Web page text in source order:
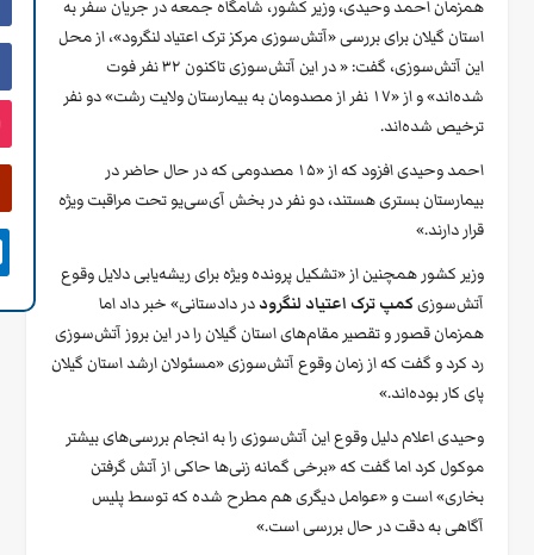
همزمان احمد وحیدی، وزیر کشور، شامگاه جمعه در جریان سفر به
استان گیلان برای بررسی «آتش‌سوزی مرکز ترک اعتیاد لنگرود»، از محل
این آتش‌سوزی، گفت: « در این آتش‌سوزی تاکنون ۳۲ نفر فوت
شده‌اند» و از «۱۷ نفر از مصدومان به بیمارستان ولایت رشت» دو نفر
ترخیص شده‌اند.
احمد وحیدی افزود که از «۱۵ مصدومی که در حال حاضر در
بیمارستان بستری هستند، دو نفر در بخش آی‌سی‌یو تحت مراقبت ویژه
قرار دارند.»
وزیر کشور همچنین از «تشکیل پرونده ویژه برای ریشه‌یابی دلایل وقوع
آتش‌سوزیکمپ ترک اعتیاد لنگروددر دادستانی» خبر داد اما
همزمان قصور و تقصیر مقام‌های استان گیلان را در این بروز آتش‌سوزی
رد کرد و گفت که از زمان وقوع آتش‌سوزی «مسئولان ارشد استان گیلان
پای کار بوده‌اند.»
وحیدی اعلام دلیل وقوع این آتش‌سوزی را به انجام بررسی‌های بیشتر
موکول کرد اما گفت که «برخی گمانه زنی‌ها حاکی از آتش گرفتن
بخاری» است و «عوامل دیگری هم مطرح شده که توسط پلیس
آگاهی به دقت در حال بررسی است.»